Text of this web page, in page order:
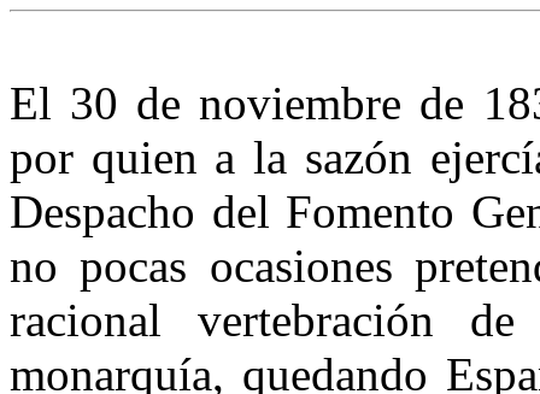
El 30 de noviembre de
por quien a la sazón
Despacho del Fomento
no pocas ocasiones
racional vertebración
monarquía, quedando